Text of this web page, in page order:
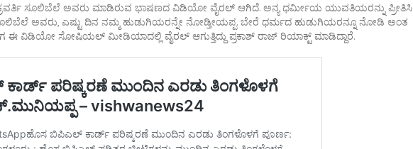
ಸೂಲಿಬೆಲೆ ಅವರು ಮಾಡಿರುವ ಭಾಷಣದ ವಿಡಿಯೋ ವೈರಲ್ ಆಗಿದೆ. ಅನ್ಯ ಧರ್ಮೀಯ ಯುವತಿಯರನ್ನು ಪ್ರೀತಿಸಿ
ಅವರು, ಎಷ್ಟು ದಿನ ನಮ್ಮ ಹುಡುಗಿಯರನ್ನೇ ನೋಡ್ತೀಯಪ್ಪ. ಬೇರೆ ಧರ್ಮದ ಹುಡುಗಿಯರನ್ನೂ ನೋಡಿ ಅಂತ
ಈ ವಿಡಿಯೋ ಸೋಷಿಯಲ್‌ ಮೀಡಿಯಾದಲ್ಲಿ ವೈರಲ್‌ ಆಗುತ್ತಿದ್ದು ಪ್ರಕಾಶ್‌ ರಾಜ್‌ ರಿಯಾಕ್ಟ್‌ ಮಾಡಿದ್ದಾರೆ.